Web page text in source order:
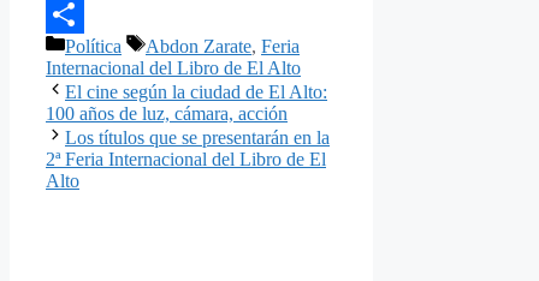
Email
Compartir
Categorías
Política Etiquetas
Abdon Zarate, Feria
Internacional del Libro de El Alto
El cine según la ciudad de El Alto:
100 años de luz, cámara, acción
Los títulos que se presentarán en la
2ª Feria Internacional del Libro de El
Alto